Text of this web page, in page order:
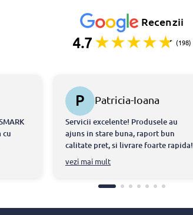
Recenzii
4.7 (198)
cu
am
P
Patricia-Ioana
Servicii excelente! Produsele au
ajuns in stare buna, raport bun
calitate pret, si livrare foarte rapida!
Echipa chiar m-a ajutat sa intru in
posestia produselor in doar cateva
vezi mai mult